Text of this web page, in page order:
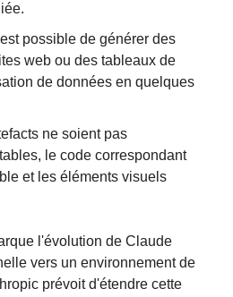
possible de générer des
web ou des tableaux de
de données en quelques
ne soient pas
le code correspondant
et les éléments visuels
l'évolution de Claude
vers un environnement de
prévoit d'étendre cette